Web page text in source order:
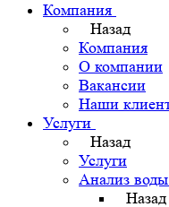
Компания
Назад
Компания
О компании
Вакансии
Наши
Услуги
Назад
Услуги
Анализ воды
Назад